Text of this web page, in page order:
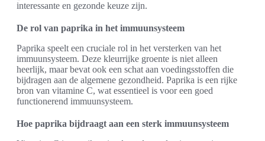
interessante en gezonde keuze zijn.
De rol van paprika in het immuunsysteem
Paprika speelt een cruciale rol in het versterken van het
immuunsysteem. Deze kleurrijke groente is niet alleen
heerlijk, maar bevat ook een schat aan voedingsstoffen die
bijdragen aan de algemene gezondheid. Paprika is een rijke
bron van vitamine C, wat essentieel is voor een goed
functionerend immuunsysteem.
Hoe paprika bijdraagt aan een sterk immuunsysteem